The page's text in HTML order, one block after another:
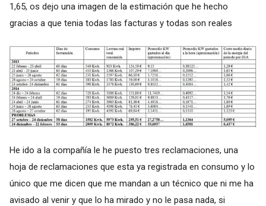
1,65, os dejo una imagen de la estimación que he hecho
gracias a que tenia todas las facturas y todas son reales
He ido a la compañía le he puesto tres reclamaciones, una
hoja de reclamaciones que esta ya registrada en consumo y lo
único que me dicen que me mandan a un técnico que ni me ha
avisado al venir y que lo ha mirado y no le pasa nada, si